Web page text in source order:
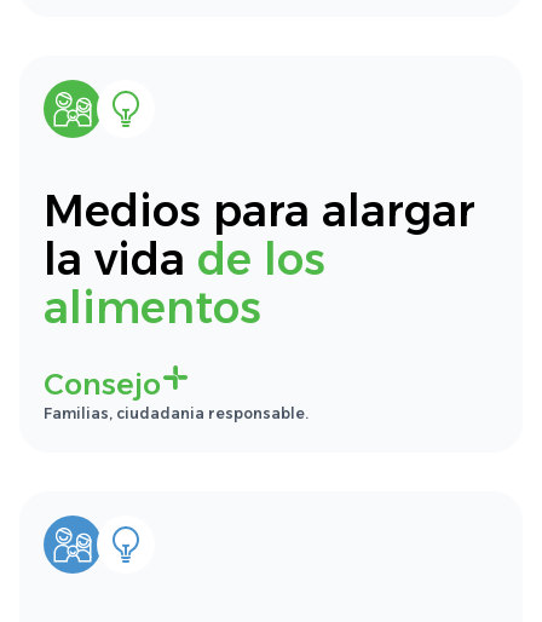
Medios para alargar
la vida de los
alimentos
Consejo
Familias, ciudadania responsable.